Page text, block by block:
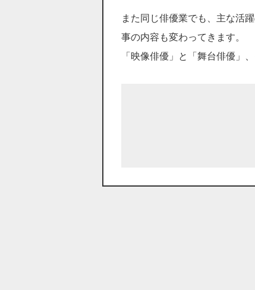
また同じ俳優業でも、主な活
事の内容も変わってきます。
「映像俳優」
と 「舞台俳優」